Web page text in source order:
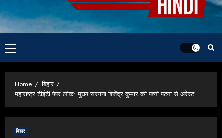
Primary
Menu
Home
बिहार
महाराष्ट्र टीईटी पेपर लीक: मुख्य सरगना विजेंद्र कुमार की पत्नी पटना से अरेस्ट
बिहार